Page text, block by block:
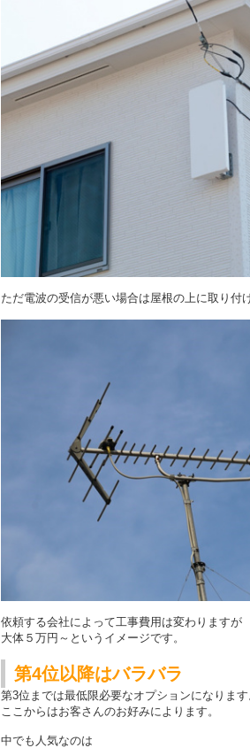
ただ電波の受信が悪い場合は屋根の上に取り付
依頼する会社によって工事費用は変わりますが
大体５万円～というイメージです。
第4位以降はバラバラ
第3位までは最低限必要なオプションになります
ここからはお客さんのお好みによります。
中でも人気なのは